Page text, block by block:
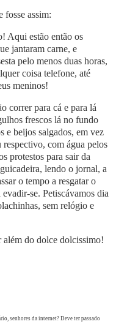
fosse assim:
Aqui estão então os
jantaram carne, e
pelo menos duas horas,
coisa telefone, até
meninos!
correr para cá e para lá
frescos lá no fundo
e beijos salgados, em vez
respectivo, com água pelos
protestos para sair da
lendo o jornal, a
o tempo a resgatar o
se. Petiscávamos dia
sem relógio e
além do dolce dolcissimo!
senhores da internet? Deve ter passado